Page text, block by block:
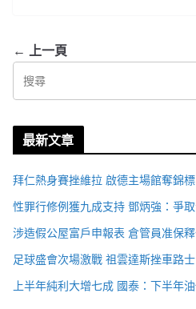
← 上一頁
最新文章
拜仁熱身賽挫維拉 啟德主場館奪錦標
性罪行修例獲九成支持 鄧炳強：爭
涉造假公屋富戶申報表 倉管員准保
足球盛會次場激戰 祖雲達斯挫車路士
上半年純利大增七成 國泰：下半年